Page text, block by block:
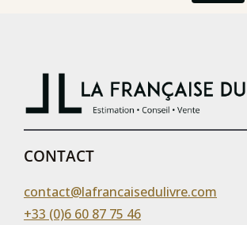
CONTACT
contact@lafrancaisedulivre.com
+33 (0)6 60 87 75 46